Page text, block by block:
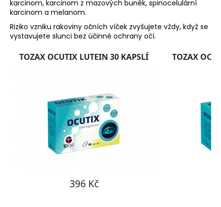
karcinom, karcinom z mazových buněk, spinocelulární
karcinom a melanom.
Riziko vzniku rakoviny očních víček zvyšujete vždy, když se
vystavujete slunci bez účinné ochrany očí.